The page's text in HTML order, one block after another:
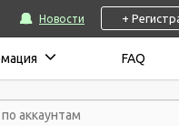
Новости +
FAQ